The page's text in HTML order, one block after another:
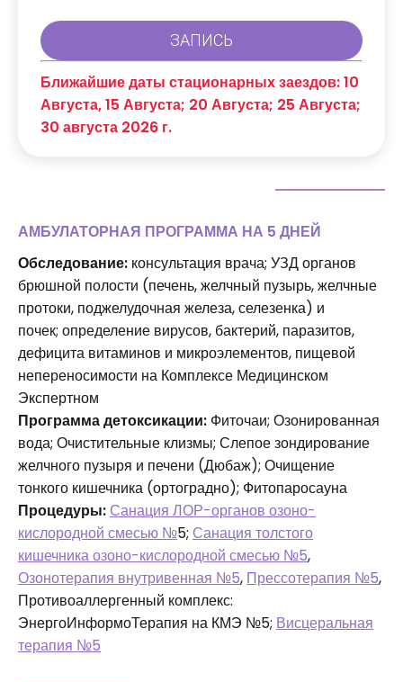
Ближайшие даты стационарных заездов: 10
Августа, 15 Августа; 20 Августа; 25 Августа;
30 августа 2026 г.
АМБУЛАТОРНАЯ ПРОГРАММА НА 5 ДНЕЙ
Обследование: консультация врача; УЗД органов
брюшной полости (печень, желчный пузырь, желчные
протоки, поджелудочная железа, селезенка) и
почек; определение вирусов, бактерий, паразитов,
дефицита витаминов и микроэлементов, пищевой
непереносимости на Комплексе Медицинском
Экспертном
Программа детоксикации: Фиточаи; Озонированная
вода; Очистительные клизмы; Слепое зондирование
желчного пузыря и печени (Дюбаж); Очищение
тонкого кишечника (ортоградно); Фитопаросауна
Процедуры: Санация ЛОР-органов озоно-
кислородной смесью №5; Санация толстого
кишечника озоно-кислородной смесью №5,
Озонотерапия внутривенная №5, Прессотерапия №5,
Противоаллергенный комплекс:
ЭнергоИнформоТерапия на КМЭ №5; Висцеральная
терапия №5